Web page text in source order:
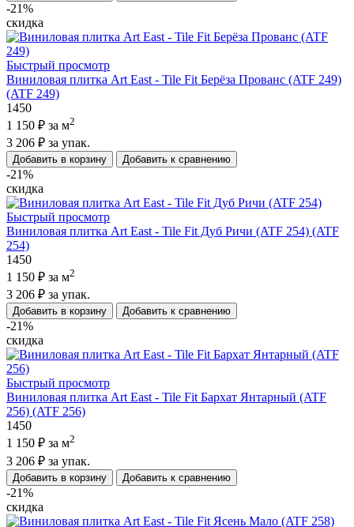
-21%
скидка
Быстрый просмотр
Виниловая плитка Art East - Tile Fit Берёза Прованс (ATF 249)
(ATF 249)
1450
1 150 ₽ за м2
3 206 ₽ за упак.
Добавить в корзину Добавить к сравнению
-21%
скидка
Быстрый просмотр
Виниловая плитка Art East - Tile Fit Дуб Ричи (ATF 254) (ATF
254)
1450
1 150 ₽ за м2
3 206 ₽ за упак.
Добавить в корзину Добавить к сравнению
-21%
скидка
Быстрый просмотр
Виниловая плитка Art East - Tile Fit Бархат Янтарный (ATF
256) (ATF 256)
1450
1 150 ₽ за м2
3 206 ₽ за упак.
Добавить в корзину Добавить к сравнению
-21%
скидка